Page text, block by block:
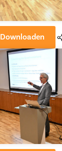
Downloaden